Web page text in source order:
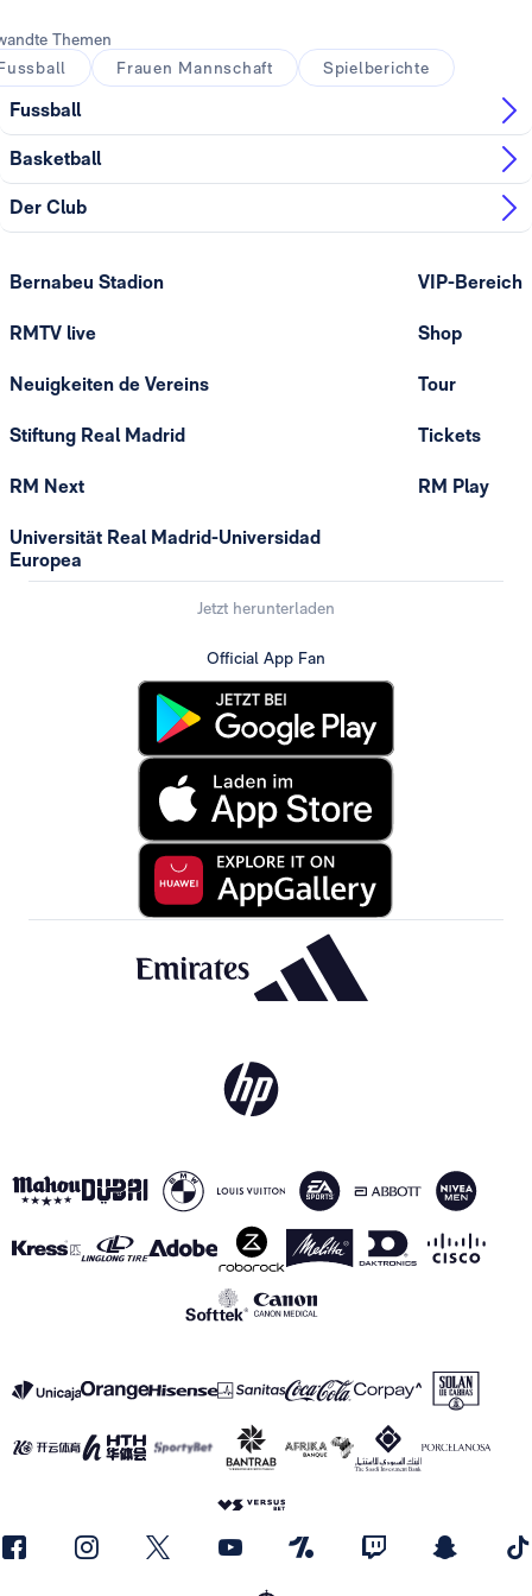
Themen
Frauen Mannschaft Spielberichte
Fussball
Basketball
Der Club
Bernabeu Stadion
RMTV live
Neuigkeiten de Vereins
Stiftung Real Madrid
RM Next
Universität Real Madrid-Universidad
Europea
VIP-Bereich
Shop
Tour
Tickets
RM Play
Jetzt herunterladen
Official App Fan